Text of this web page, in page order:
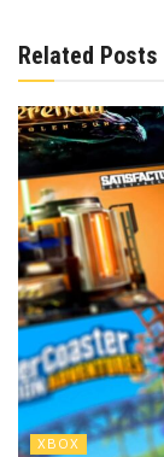
Related Posts
XBOX